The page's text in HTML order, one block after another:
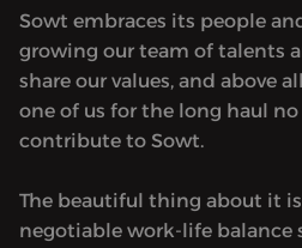
Sowt embraces its people
growing our team of talents
share our values, and above
one of us for the long haul
contribute to Sowt.
The beautiful thing about it
negotiable work-life